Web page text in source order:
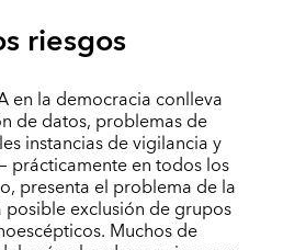
riesgos
en la democracia conlleva
de datos, problemas de
instancias de vigilancia y
prácticamente en todos los
presenta el problema de la
exclusión de grupos
Muchos de